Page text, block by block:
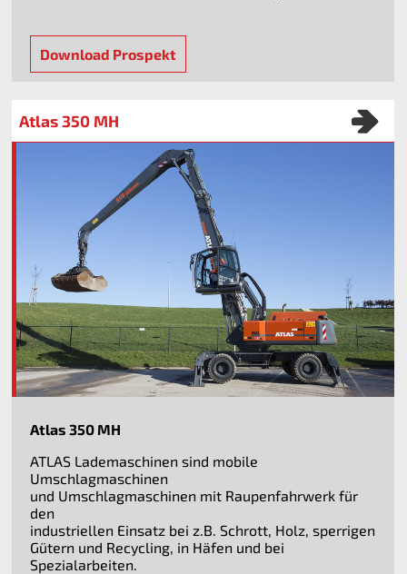
Download Prospekt
Atlas 350 MH
Atlas 350 MH
ATLAS Lademaschinen sind mobile
Umschlagmaschinen
und Umschlagmaschinen mit Raupenfahrwerk für
den
industriellen Einsatz bei z.B. Schrott, Holz, sperrigen
Gütern und Recycling, in Häfen und bei
Spezialarbeiten.